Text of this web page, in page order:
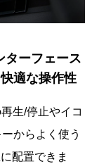
ターフェース
適な操作性
生/停止やイコ
からよく使う
配置できま